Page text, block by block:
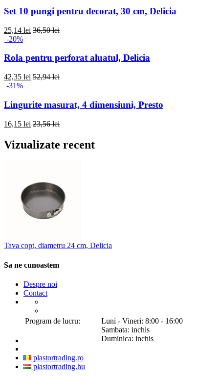
Set 10 pungi pentru decorat, 30 cm, Delicia
25,14 lei 36,50 lei
-20%
Rola pentru perforat aluatul, Delicia
42,35 lei 52,94 lei
-31%
Lingurite masurat, 4 dimensiuni, Presto
16,15 lei 23,56 lei
Vizualizate recent
Tava copt, diametru 24 cm, Delicia
Sa ne cunoastem
Despre noi
Contact
Program de lucru:
Luni - Vineri: 8:00 - 16:00
Sambata: inchis
Duminica: inchis
plastortrading.ro
plastortrading.hu